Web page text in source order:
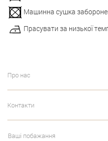
Машинна сушка
Прасувати за низької
Про нас
Контакти
Ваші побажання